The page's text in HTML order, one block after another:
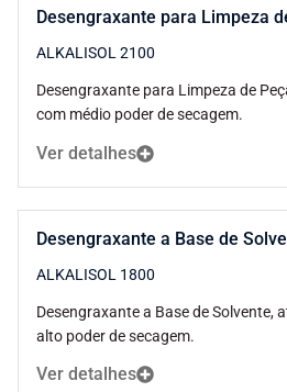
Desengraxante para Limpeza
ALKALISOL 2100
Desengraxante para Limpeza de
com médio poder de secagem.
Ver detalhes
Desengraxante a Base de
ALKALISOL 1800
Desengraxante a Base de Solvente,
alto poder de secagem.
Ver detalhes